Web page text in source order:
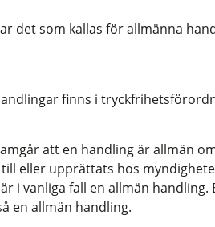
det som kallas för allmänna
finns i
att en handling är allmän
eller upprättats hos
i vanliga fall en allmän handling.
en allmän handling.